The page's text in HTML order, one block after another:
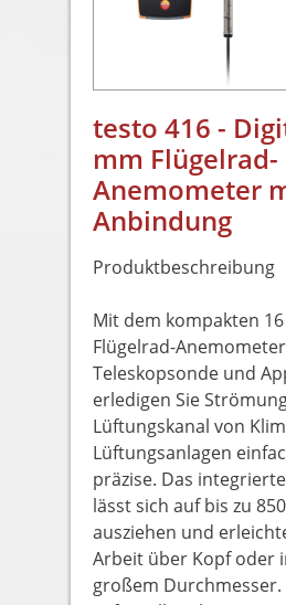
testo 416 -
mm Flügelrad-
Anemometer
Anbindung
Produktbeschreibung
Mit dem kompakten
Flügelrad-
Teleskopsonde und
erledigen Sie
Lüftungskanal von
Lüftungsanlagen
präzise. Das
lässt sich auf bis zu
ausziehen und
Arbeit über Kopf oder
großem Durchmesser.